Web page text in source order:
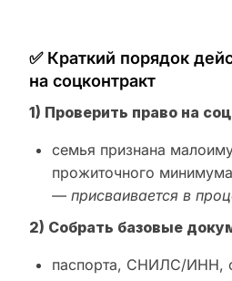
✅ Краткий порядок
на соцконтракт
1) Проверить право на
семья признана
прожиточного
— присваивается в
2) Собрать базовые
паспорта, СНИЛС/ИНН,